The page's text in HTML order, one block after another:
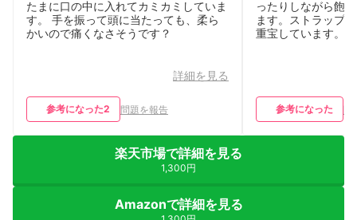
たまに口の中に入れてカミカミしていま
す。 手を振って頭に当たっても、柔ら
かいので痛くなさそうです？
詳細を見る
参考になった2 問題を報告
ったりしながら飽
ます。ストラップ
重宝しています。
参考になった
楽天市場で詳細を見る
1,300円
Amazonで詳細を見る